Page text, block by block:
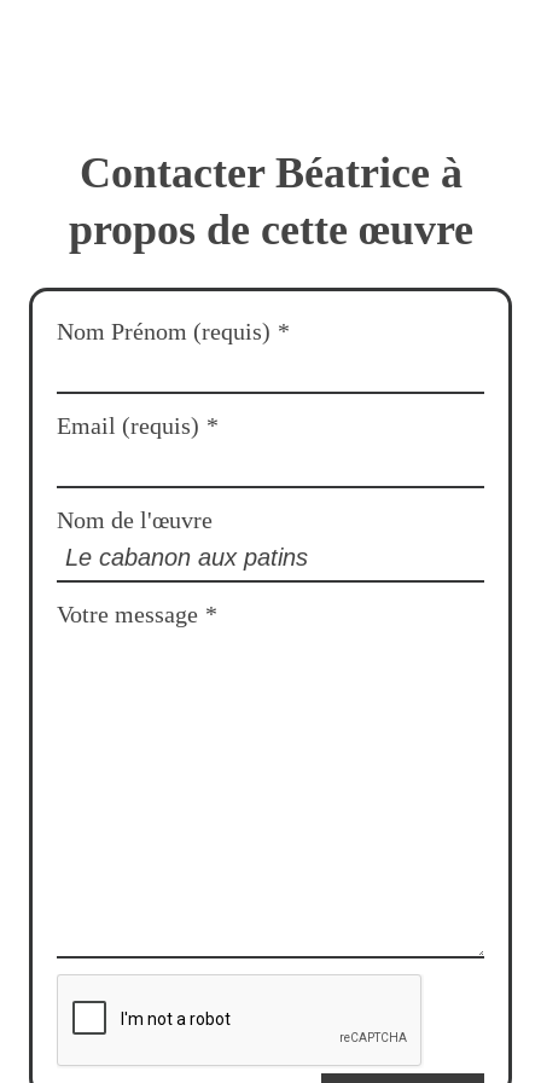
Contacter Béatrice à
propos de cette œuvre
Nom Prénom (requis) *
Email (requis) *
Nom de l'œuvre
Votre message *